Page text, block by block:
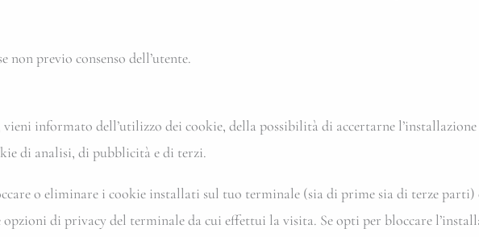
non previo consenso dell’utente.
informato dell’utilizzo dei cookie, della possibilità di accertarne
di analisi, di pubblicità e di terzi.
o eliminare i cookie installati sul tuo terminale (sia di prime sia di terze
di privacy del terminale da cui effettui la visita. Se opti per bloccare